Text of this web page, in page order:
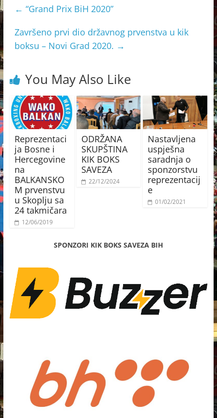
← “Grand Prix BiH 2020”
Završeno prvi dio državnog prvenstva u kik
boksu – Novi Grad 2020. →
You May Also Like
Reprezentaci
ja Bosne i
Hercegovine
na
BALKANSKO
M prvenstvu
u Skoplju sa
24 takmičara
12/06/2019
ODRŽANA
SKUPŠTINA
KIK BOKS
SAVEZA
22/12/2024
Nastavljena
uspješna
saradnja o
sponzorstvu
reprezentacij
e
01/02/2021
SPONZORI KIK BOKS SAVEZA BIH